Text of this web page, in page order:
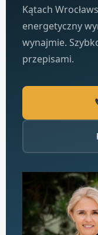
Kątach
energetyczny
wynajmie.
przepisami.